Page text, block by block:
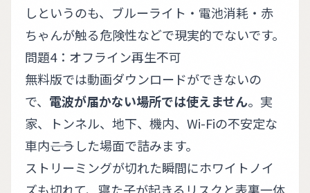
しというのも、ブルーライト・電池消耗・赤
ちゃんが触る危険性などで現実的でないです。
問題4：オフライン再生不可
無料版では動画ダウンロードができないの
で、 電波が届かない場所では使えません。実
家、トンネル、地下、機内、Wi-Fiの不安定な
車内――こうした場面で詰みます。
ストリーミングが切れた瞬間にホワイトノイ